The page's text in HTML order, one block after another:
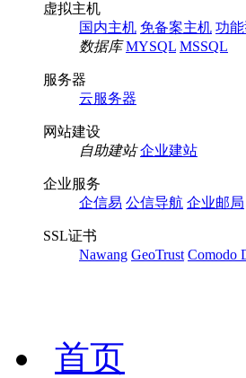
虚拟主机
国内主机 免备案主机 功
数据库 MYSQL MSSQL
服务器
云服务器
网站建设
自助建站 企业建站
企业服务
企信易 公信导航 企业邮局
SSL证书
Nawang GeoTrust Comodo
首页